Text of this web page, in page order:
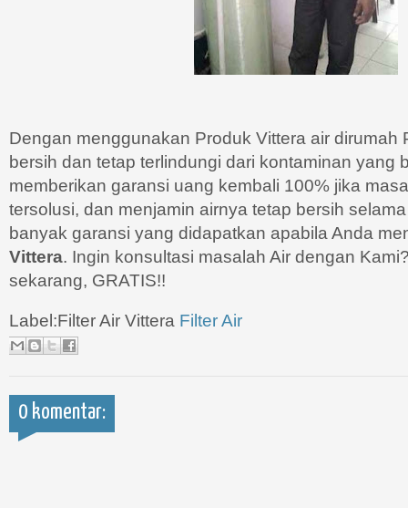
Dengan menggunakan Produk Vittera air dirumah
bersih dan tetap terlindungi dari kontaminan yang
memberikan garansi uang kembali 100% jika
tersolusi, dan menjamin airnya tetap bersih
banyak garansi yang didapatkan apabila Anda
Vittera. Ingin konsultasi masalah Air dengan
sekarang, GRATIS!!
Label:Filter Air Vittera Filter Air
0 komentar: